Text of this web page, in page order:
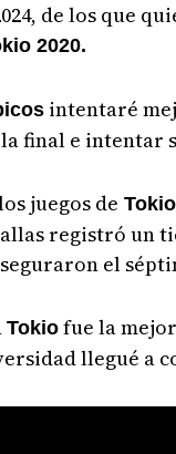
de los que
2020.
intentaré
final e intentar
juegos de
registró un
el
Tokiofue la
llegué a